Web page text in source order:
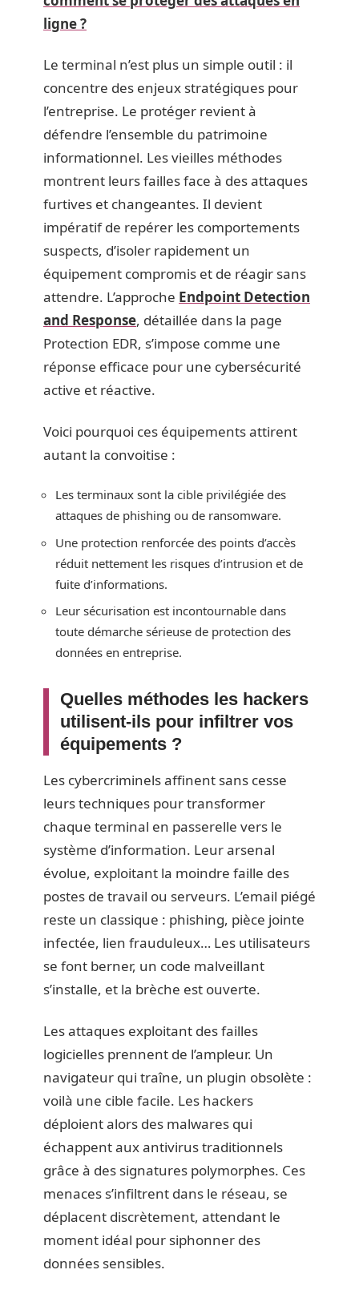
ligne ?
Le terminal n’est plus un simple outil : il
concentre des enjeux stratégiques pour
l’entreprise. Le protéger revient à
défendre l’ensemble du patrimoine
informationnel. Les vieilles méthodes
montrent leurs failles face à des attaques
furtives et changeantes. Il devient
impératif de repérer les comportements
suspects, d’isoler rapidement un
équipement compromis et de réagir sans
attendre. L’approche Endpoint Detection
and Response, détaillée dans la page
Protection EDR, s’impose comme une
réponse efficace pour une cybersécurité
active et réactive.
Voici pourquoi ces équipements attirent
autant la convoitise :
Les terminaux sont la cible privilégiée des
attaques de phishing ou de ransomware.
Une protection renforcée des points d’accès
réduit nettement les risques d’intrusion et de
fuite d’informations.
Leur sécurisation est incontournable dans
toute démarche sérieuse de protection des
données en entreprise.
Quelles méthodes les hackers
utilisent-ils pour infiltrer vos
équipements ?
Les cybercriminels affinent sans cesse
leurs techniques pour transformer
chaque terminal en passerelle vers le
système d’information. Leur arsenal
évolue, exploitant la moindre faille des
postes de travail ou serveurs. L’email piégé
reste un classique : phishing, pièce jointe
infectée, lien frauduleux… Les utilisateurs
se font berner, un code malveillant
s’installe, et la brèche est ouverte.
Les attaques exploitant des failles
logicielles prennent de l’ampleur. Un
navigateur qui traîne, un plugin obsolète :
voilà une cible facile. Les hackers
déploient alors des malwares qui
échappent aux antivirus traditionnels
grâce à des signatures polymorphes. Ces
menaces s’infiltrent dans le réseau, se
déplacent discrètement, attendant le
moment idéal pour siphonner des
données sensibles.